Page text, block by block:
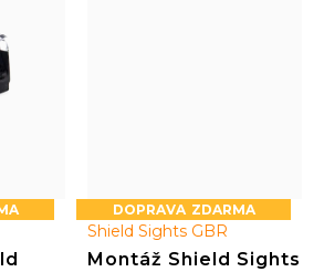
ZDARMA
Shield Sights GBR
Montáž Shield Sights